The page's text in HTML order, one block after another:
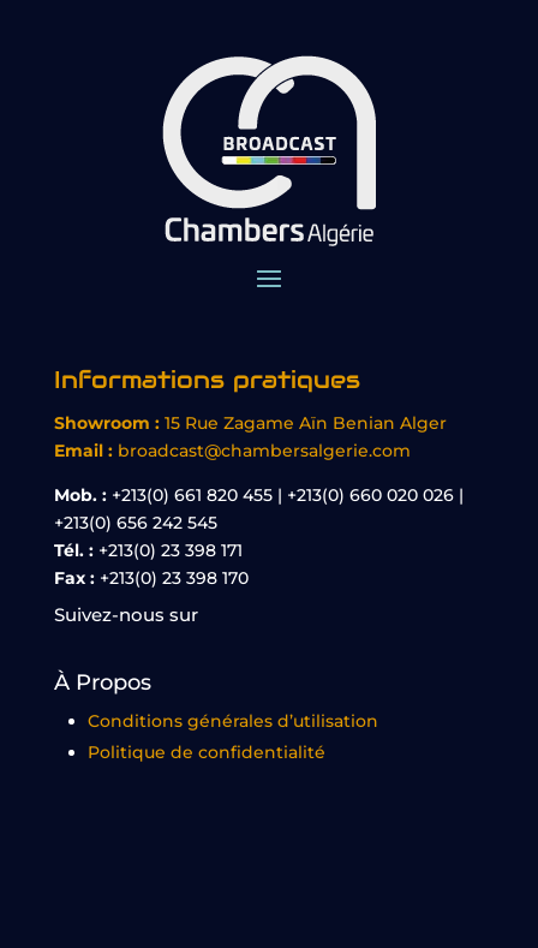
Informations pratiques
Showroom : 15 Rue Zagame Aïn Benian Alger
Email : broadcast@chambersalgerie.com
Mob. :+213(0) 661 820 455 | +213(0) 660 020 026 |
+213(0) 656 242 545
Tél. : +213(0) 23 398 171
Fax : +213(0) 23 398 170
Suivez-nous sur
À Propos
Conditions générales d’utilisation
Politique de confidentialité